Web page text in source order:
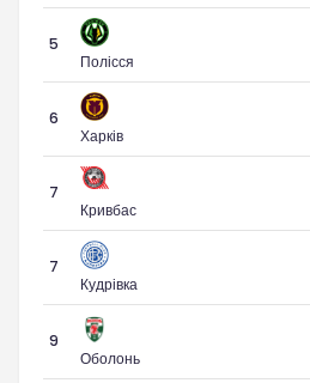
5
Полісся
6
Харків
7
Кривбас
7
Кудрівка
9
Оболонь